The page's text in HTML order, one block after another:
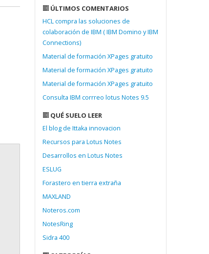
ÚLTIMOS COMENTARIOS
HCL compra las soluciones de
colaboración de IBM ( IBM Domino y IBM
Connections)
Material de formación XPages gratuito
Material de formación XPages gratuito
Material de formación XPages gratuito
Consulta IBM corrreo lotus Notes 9.5
QUÉ SUELO LEER
El blog de Ittaka innovacion
Recursos para Lotus Notes
Desarrollos en Lotus Notes
ESLUG
Forastero en tierra extraña
MAXLAND
Noteros.com
NotesRing
Sidra 400